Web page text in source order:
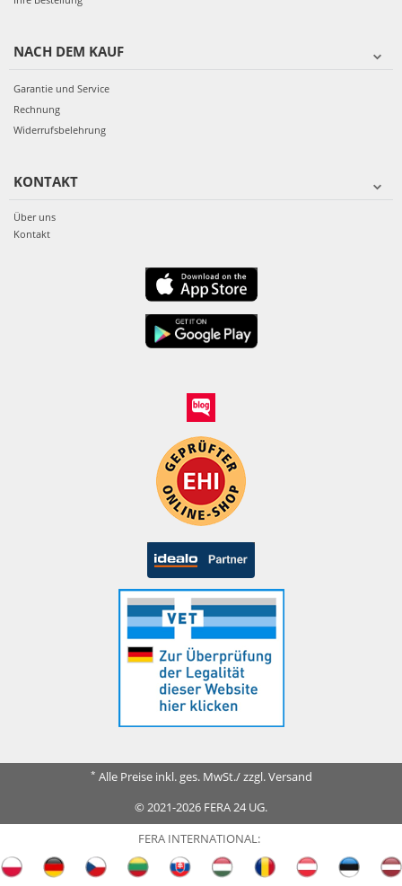
NACH DEM KAUF
Garantie und Service
Rechnung
Widerrufsbelehrung
KONTAKT
Über uns
Kontakt
* Alle Preise inkl. ges. MwSt./ zzgl. Versand
© 2021-2026 FERA 24 UG.
FERA INTERNATIONAL: